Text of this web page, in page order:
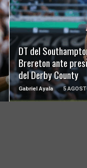
DT del
Brereton ante
del Derby County
Gabriel Ayala 5
LEER